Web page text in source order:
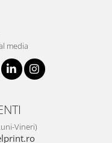
media
Vineri)